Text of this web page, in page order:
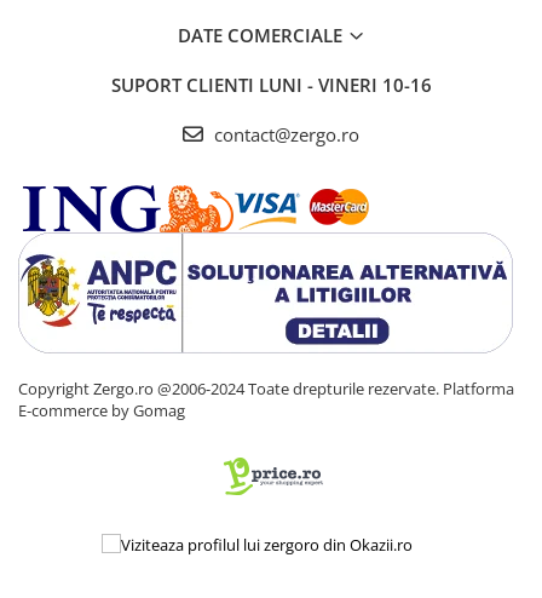
DATE COMERCIALE
SUPORT CLIENTI LUNI - VINERI 10-16
contact@zergo.ro
Copyright Zergo.ro @2006-2024 Toate drepturile rezervate. Platforma
E-commerce by Gomag